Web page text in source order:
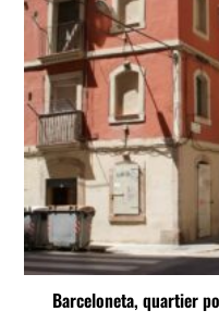
Barceloneta, quartier